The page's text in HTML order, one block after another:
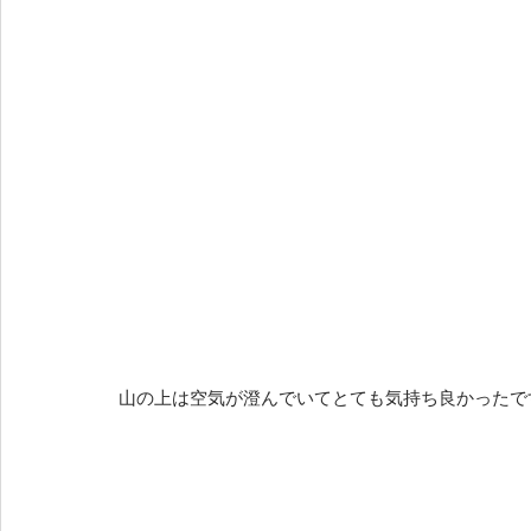
山の上は空気が澄んでいてとても気持ち良かった